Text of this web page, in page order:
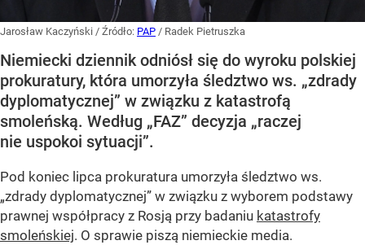
Jarosław Kaczyński / Źródło: PAP / Radek Pietruszka
Niemiecki dziennik odniósł się do wyroku polskiej
prokuratury, która umorzyła śledztwo ws. „zdrady
dyplomatycznej” w związku z katastrofą
smoleńską. Według „FAZ” decyzja „raczej
nie uspokoi sytuacji”.
Pod koniec lipca prokuratura umorzyła śledztwo ws.
„zdrady dyplomatycznej” w związku z wyborem podstawy
prawnej współpracy z Rosją przy badaniu katastrofy
smoleńskiej. O sprawie piszą niemieckie media.